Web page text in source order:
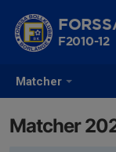
Matcher
F2010-12
Matcher